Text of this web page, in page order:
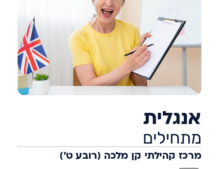
אנגלית
מתחילים
מרכז קהילתי קן מלכה (רובע ט')